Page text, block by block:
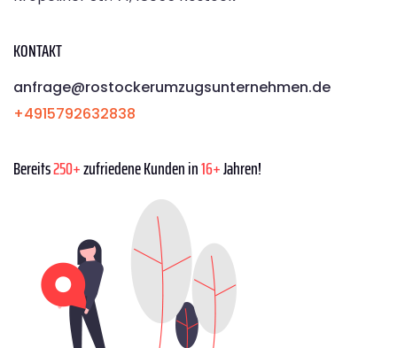
KONTAKT
anfrage@rostockerumzugsunternehmen.de
+4915792632838
Bereits250+zufriedene Kunden in16+Jahren!